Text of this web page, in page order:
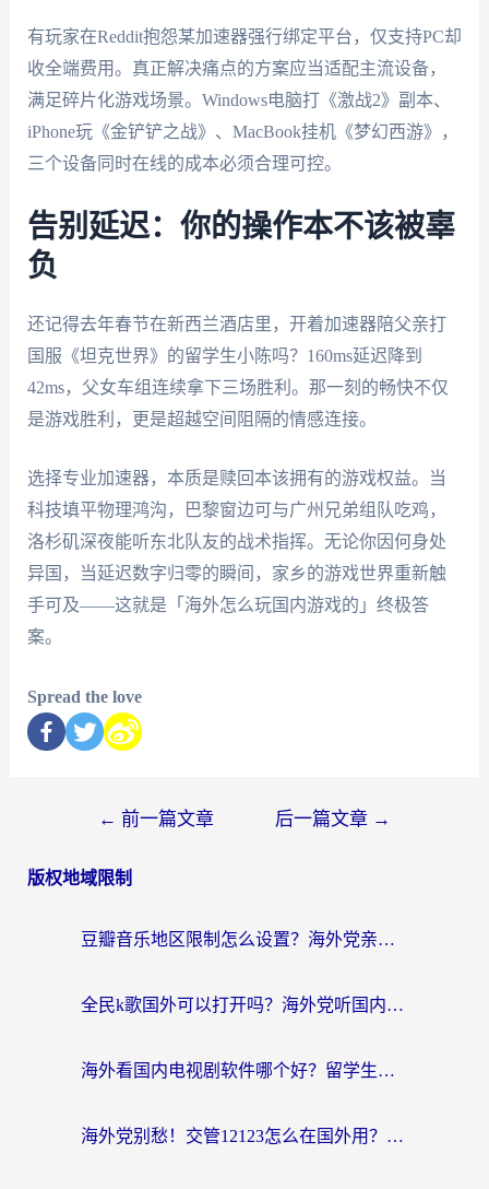
有玩家在Reddit抱怨某加速器强行绑定平台，仅支持PC却
收全端费用。真正解决痛点的方案应当适配主流设备，
满足碎片化游戏场景。Windows电脑打《激战2》副本、
iPhone玩《金铲铲之战》、MacBook挂机《梦幻西游》，
三个设备同时在线的成本必须合理可控。
告别延迟：你的操作本不该被辜
负
还记得去年春节在新西兰酒店里，开着加速器陪父亲打
国服《坦克世界》的留学生小陈吗？160ms延迟降到
42ms，父女车组连续拿下三场胜利。那一刻的畅快不仅
是游戏胜利，更是超越空间阻隔的情感连接。
选择专业加速器，本质是赎回本该拥有的游戏权益。当
科技填平物理鸿沟，巴黎窗边可与广州兄弟组队吃鸡，
洛杉矶深夜能听东北队友的战术指挥。无论你因何身处
异国，当延迟数字归零的瞬间，家乡的游戏世界重新触
手可及——这就是「海外怎么玩国内游戏的」终极答
案。
Spread the love
← 前一篇文章 后一篇文章 →
版权地域限制
豆瓣音乐地区限制怎么设置？海外党亲测有效的回国加速方案来了
全民k歌国外可以打开吗？海外党听国内音乐听书的实用指南
海外看国内电视剧软件哪个好？留学生亲测有效的追剧加速方案
海外党别愁！交管12123怎么在国外用？一篇搞定回国资源访问难题